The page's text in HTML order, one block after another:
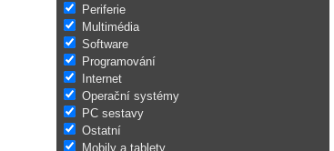
Periferie
Multimédia
Software
Programování
Internet
Operační systémy
PC sestavy
Ostatní
Mobily a tablety